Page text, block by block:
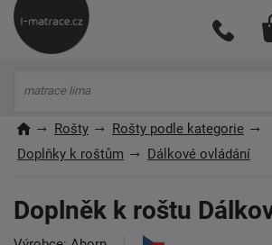
Rošty
Rošty podle kategorie
Doplňky k roštům
Dálkové ovládání
Doplněk k roštu